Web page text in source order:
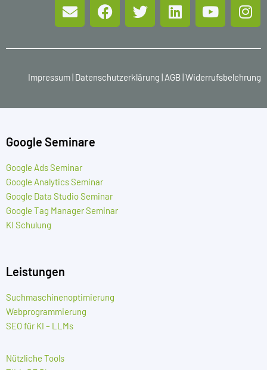
Impressum| Datenschutzerklärung | AGB|Widerrufsbelehrung
Google Seminare
Google Ads Seminar
Google Analytics Seminar
Google Data Studio Seminar
Google Tag Manager Seminar
KI Schulung
Leistungen
Suchmaschinenoptimierung
Webprogrammierung
SEO für KI – LLMs
Nützliche Tools